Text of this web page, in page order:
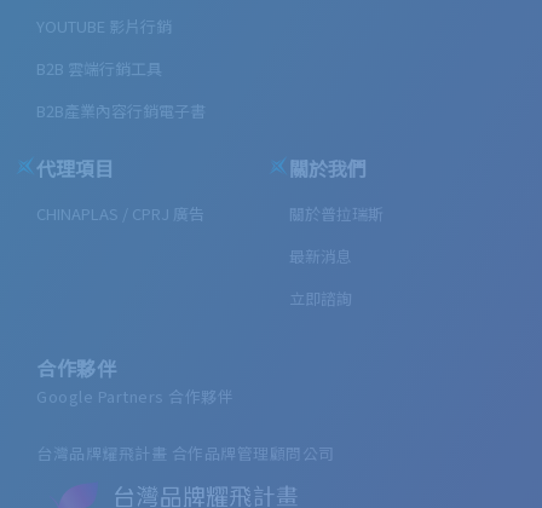
YOUTUBE 影片行銷
B2B 雲端行銷工具
B2B產業內容行銷電子書
代理項目
CHINAPLAS / CPRJ 廣告
關於我們
關於普拉瑞斯
最新消息
立即諮詢
合作夥伴
Google Partners 合作夥伴
台灣品牌耀飛計畫 合作品牌管理顧問公司